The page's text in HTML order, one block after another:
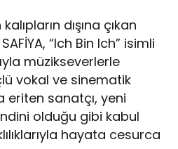
dışına çıkan
“Ich Bin Ich” isimli
müzikseverlerle
vokal ve sinematik
eriten sanatçı, yeni
olduğu gibi kabul
hayata cesurca